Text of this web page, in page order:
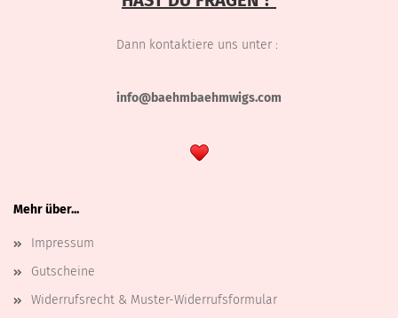
Dann kontaktiere uns unter :
info@baehmbaehmwigs.com
Mehr über...
Impressum
Gutscheine
Widerrufsrecht & Muster-Widerrufsformular